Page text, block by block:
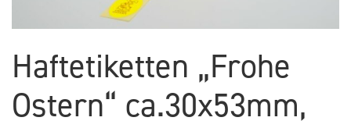
Haftetiketten „Frohe
Ostern“ ca.30x53mm,